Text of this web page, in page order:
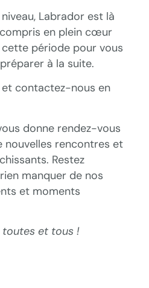
Labrador est là
en plein cœur
cette période pour vous
à la suite.
et contactez-nous en
donne rendez-vous
nouvelles rencontres et
Restez
manquer de nos
et moments
et tous !